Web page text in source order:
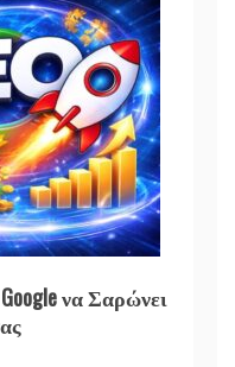
να Σαρώνει